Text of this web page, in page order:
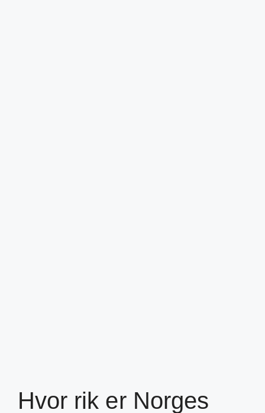
Hvor rik er Norges